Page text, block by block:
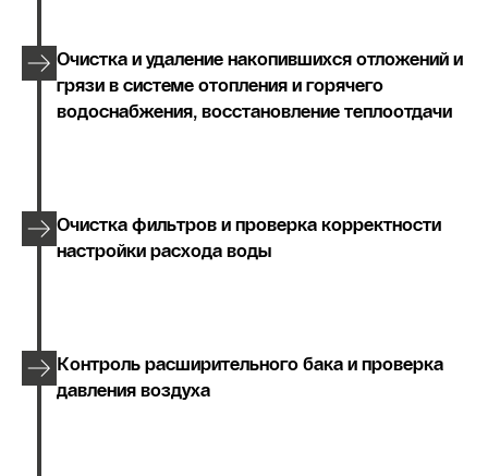
Очистка и удаление накопившихся отложений и
грязи в системе отопления и горячего
водоснабжения, восстановление теплоотдачи
Очистка фильтров и проверка корректности
настройки расхода воды
Контроль расширительного бака и проверка
давления воздуха